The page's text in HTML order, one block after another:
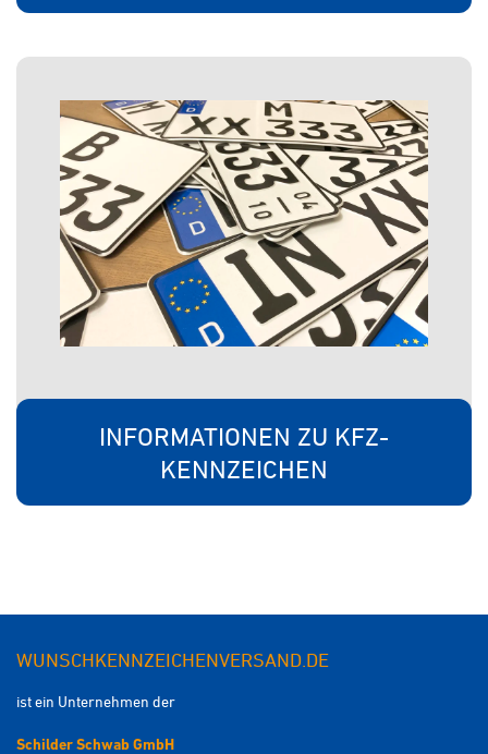
INFORMATIONEN ZU KFZ-
KENNZEICHEN
WUNSCHKENNZEICHENVERSAND.DE
ist ein Unternehmen der
Schilder Schwab GmbH